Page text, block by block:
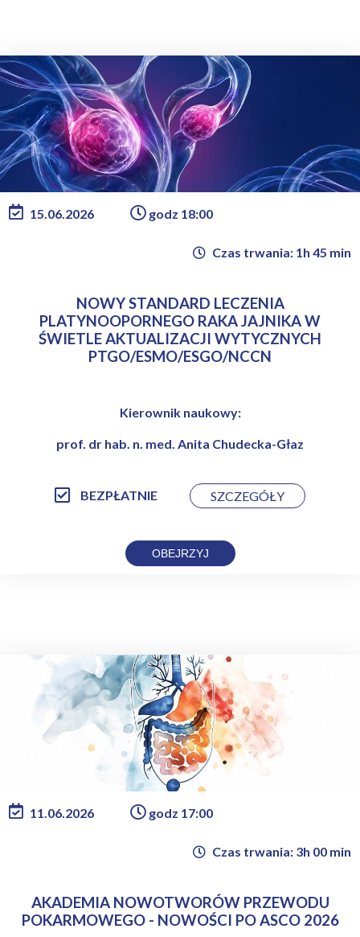
15.06.2026 godz 18:00
Czas trwania: 1h 45 min
NOWY STANDARD LECZENIA
PLATYNOOPORNEGO RAKA JAJNIKA W
ŚWIETLE AKTUALIZACJI WYTYCZNYCH
PTGO/ESMO/ESGO/NCCN
Kierownik naukowy:
prof. dr hab. n. med. Anita Chudecka-Głaz
BEZPŁATNIE SZCZEGÓŁY
OBEJRZYJ
11.06.2026 godz 17:00
Czas trwania: 3h 00 min
AKADEMIA NOWOTWORÓW PRZEWODU
POKARMOWEGO - NOWOŚCI PO ASCO 2026